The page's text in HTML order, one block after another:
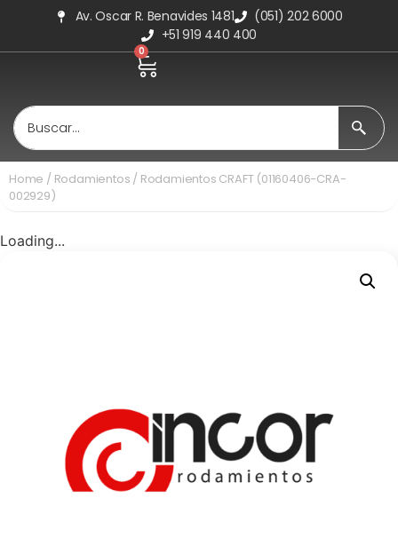
Av. Oscar R. Benavides 1481
(051) 202 6000
+51 919 440 400
0
Home / Rodamientos / Rodamientos CRAFT (01160406-CRA-
002929)
Loading...